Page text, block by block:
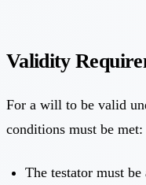
Validity
For a will to be valid
conditions must be met:
The testator must